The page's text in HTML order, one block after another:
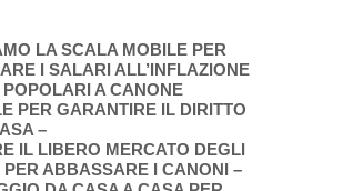
LA SCALA MOBILE PER
I SALARI ALL’INFLAZIONE
A CANONE
PER GARANTIRE IL DIRITTO
–
IL LIBERO MERCATO DEGLI
PER ABBASSARE I CANONI –